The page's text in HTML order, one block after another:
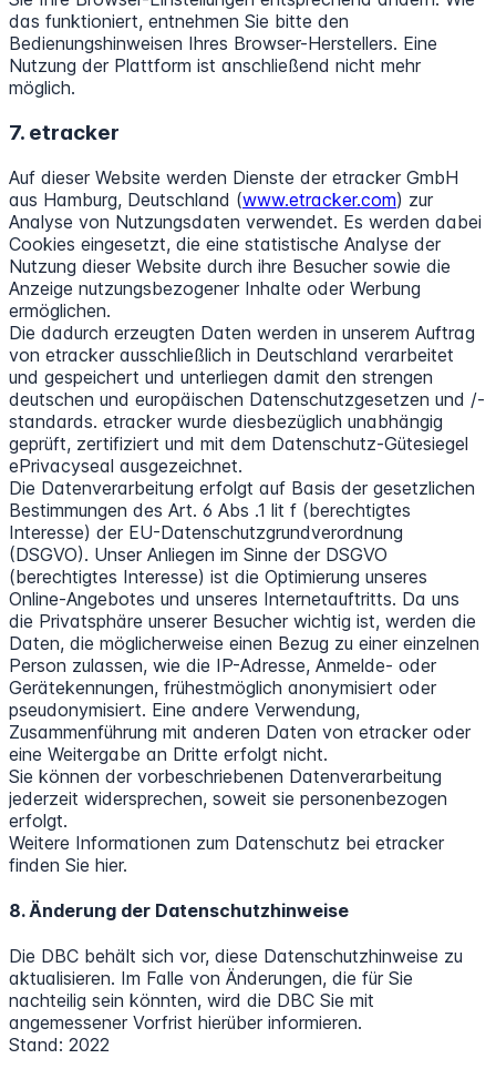
das funktioniert, entnehmen Sie bitte den
Bedienungshinweisen Ihres Browser-Herstellers. Eine
Nutzung der Plattform ist anschließend nicht mehr
möglich.
7. etracker
Auf dieser Website werden Dienste der etracker GmbH
aus Hamburg, Deutschland (www.etracker.com) zur
Analyse von Nutzungsdaten verwendet. Es werden dabei
Cookies eingesetzt, die eine statistische Analyse der
Nutzung dieser Website durch ihre Besucher sowie die
Anzeige nutzungsbezogener Inhalte oder Werbung
ermöglichen.
Die dadurch erzeugten Daten werden in unserem Auftrag
von etracker ausschließlich in Deutschland verarbeitet
und gespeichert und unterliegen damit den strengen
deutschen und europäischen Datenschutzgesetzen und /-
standards. etracker wurde diesbezüglich unabhängig
geprüft, zertifiziert und mit dem Datenschutz-Gütesiegel
ePrivacyseal ausgezeichnet.
Die Datenverarbeitung erfolgt auf Basis der gesetzlichen
Bestimmungen des Art. 6 Abs .1 lit f (berechtigtes
Interesse) der EU-Datenschutzgrundverordnung
(DSGVO). Unser Anliegen im Sinne der DSGVO
(berechtigtes Interesse) ist die Optimierung unseres
Online-Angebotes und unseres Internetauftritts. Da uns
die Privatsphäre unserer Besucher wichtig ist, werden die
Daten, die möglicherweise einen Bezug zu einer einzelnen
Person zulassen, wie die IP-Adresse, Anmelde- oder
Gerätekennungen, frühestmöglich anonymisiert oder
pseudonymisiert. Eine andere Verwendung,
Zusammenführung mit anderen Daten von etracker oder
eine Weitergabe an Dritte erfolgt nicht.
Sie können der vorbeschriebenen Datenverarbeitung
jederzeit widersprechen, soweit sie personenbezogen
erfolgt.
Weitere Informationen zum Datenschutz bei etracker
finden Sie hier.
8. Änderung der Datenschutzhinweise
Die DBC behält sich vor, diese Datenschutzhinweise zu
aktualisieren. Im Falle von Änderungen, die für Sie
nachteilig sein könnten, wird die DBC Sie mit
angemessener Vorfrist hierüber informieren.
Stand: 2022